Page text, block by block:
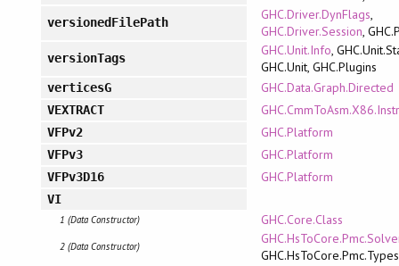
versionedFilePath GHC.Driver.DynFlags,
GHC.Driver.Session,
versionTags GHC.Unit.Info,
GHC.Unit, GHC.Plugins
verticesG GHC.Data.Graph.Directed
VEXTRACT
VFPv2 GHC.Platform
VFPv3 GHC.Platform
VFPv3D16 GHC.Platform
VI
1 (Data Constructor) GHC.Core.Class
2 (Data Constructor)
GHC.HsToCore.Pmc.Types